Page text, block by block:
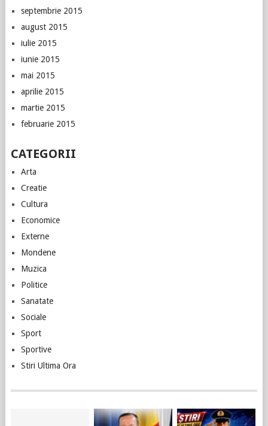
septembrie 2015
august 2015
iulie 2015
iunie 2015
mai 2015
aprilie 2015
martie 2015
februarie 2015
CATEGORII
Arta
Creatie
Cultura
Economice
Externe
Mondene
Muzica
Politice
Sanatate
Sociale
Sport
Sportive
Stiri Ultima Ora